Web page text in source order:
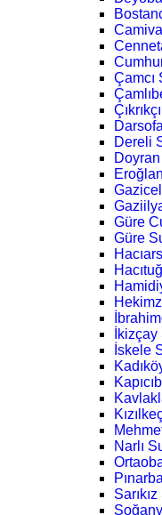
Çamcı
Dereli
Güre
Güre
İskele
Narlı